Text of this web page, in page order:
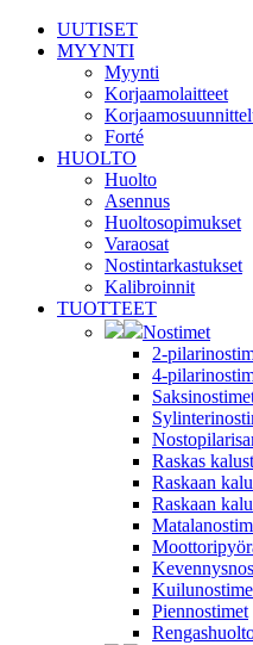
UUTISET
MYYNTI
Myynti
Korjaamolaitteet
Forté
HUOLTO
Huolto
Asennus
Huoltosopimukset
Varaosat
Nostintarkastukset
Kalibroinnit
TUOTTEET
Nostimet
2-
4-
Raskas
Raskaan
Raskaan
Piennostimet